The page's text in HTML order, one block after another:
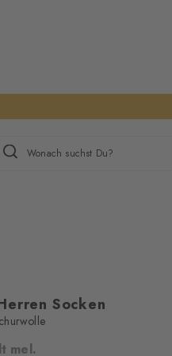
Wonach suchst Du?
Ihre
Socken
mel.